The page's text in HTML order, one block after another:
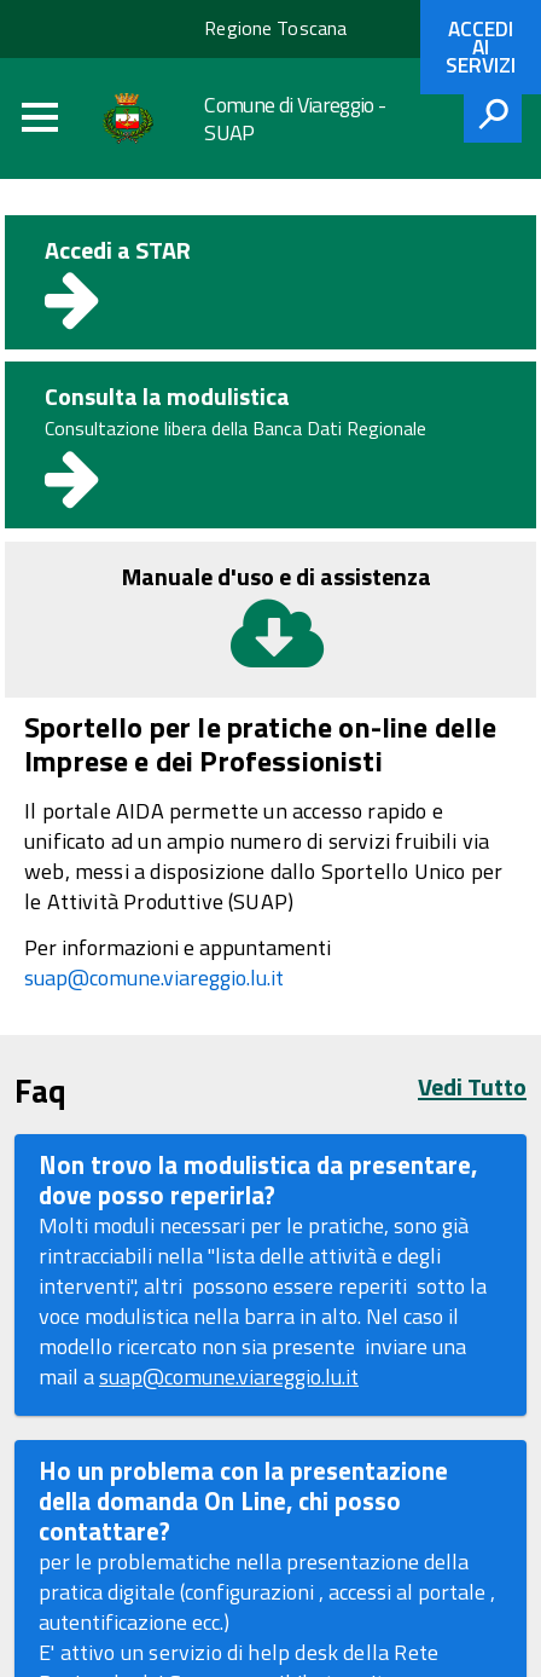
Regione Toscana ACCEDI
AI
SERVIZI
Comune di Viareggio -
SUAP
Accedi a STAR
Consulta la modulistica
Consultazione libera della Banca Dati Regionale
Manuale d'uso e di assistenza
Sportello per le pratiche on-line delle
Imprese e dei Professionisti
Il portale AIDA permette un accesso rapido e
unificato ad un ampio numero di servizi fruibili via
web, messi a disposizione dallo Sportello Unico per
le Attività Produttive (SUAP)
Per informazioni e appuntamenti
suap@comune.viareggio.lu.it
Faq Vedi Tutto
Non trovo la modulistica da presentare,
dove posso reperirla?
Molti moduli necessari per le pratiche, sono già
rintracciabili nella "lista delle attività e degli
interventi", altri possono essere reperiti sotto la
voce modulistica nella barra in alto. Nel caso il
modello ricercato non sia presente inviare una
mail asuap@comune.viareggio.lu.it
Ho un problema con la presentazione
della domanda On Line, chi posso
contattare?
per le problematiche nella presentazione della
pratica digitale (configurazioni , accessi al portale ,
autentificazione ecc.)
E' attivo un servizio di help desk della Rete